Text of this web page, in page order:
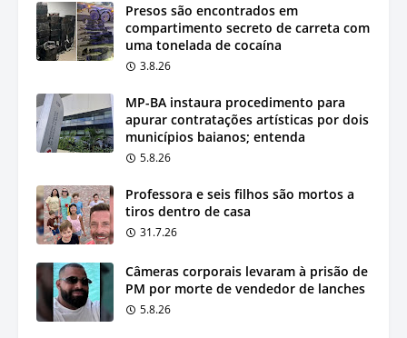
Presos são encontrados em
compartimento secreto de carreta com
uma tonelada de cocaína
3.8.26
MP-BA instaura procedimento para
apurar contratações artísticas por dois
municípios baianos; entenda
5.8.26
Professora e seis filhos são mortos a
tiros dentro de casa
31.7.26
Câmeras corporais levaram à prisão de
PM por morte de vendedor de lanches
5.8.26